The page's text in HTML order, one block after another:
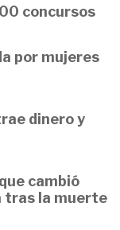
concursos
por mujeres
dinero y
cambió
tras la muerte